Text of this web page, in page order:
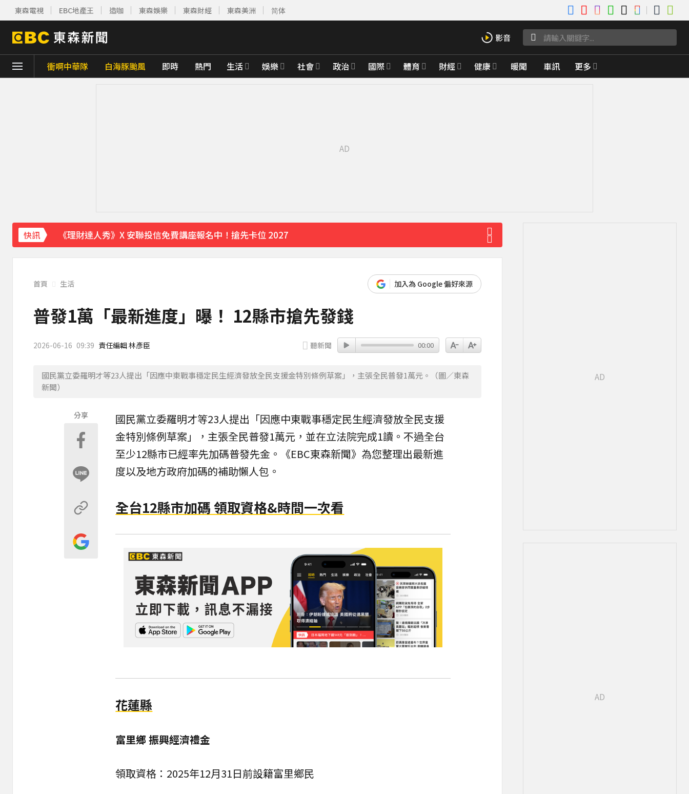
東森電視 EBC地產王 造咖 東森娛樂 東森財經 東森美洲 简体
衝啊中華隊 白海豚颱風 即時 熱門 生活 娛樂 社會 政治 國際 體育 財經 健康 暖聞 車訊 更多
快訊
下載東森App，隨時掌握天下大小事！
首頁 生活 加入為 Google 偏好來源
普發1萬「最新進度」曝！ 12縣市搶先發錢
2026-06-16 09:39 責任編輯 林彥臣 聽新聞 00:00
國民黨立委羅明才等23人提出「因應中東戰事穩定民生經濟發放全民支援金特別條例草案」，主張全民普發1萬元。（圖／東森
新聞）
分享 國民黨立委羅明才等23人提出「因應中東戰事穩定民生經濟發放全民支援
金特別條例草案」，主張全民普發1萬元，並在立法院完成1讀。不過全台
至少12縣市已經率先加碼普發先金。《EBC東森新聞》為您整理出最新進
度以及地方政府加碼的補助懶人包。
全台12縣市加碼 領取資格&時間一次看
花蓮縣
富里鄉 振興經濟禮金
領取資格：2025年12月31日前設籍富里鄉民